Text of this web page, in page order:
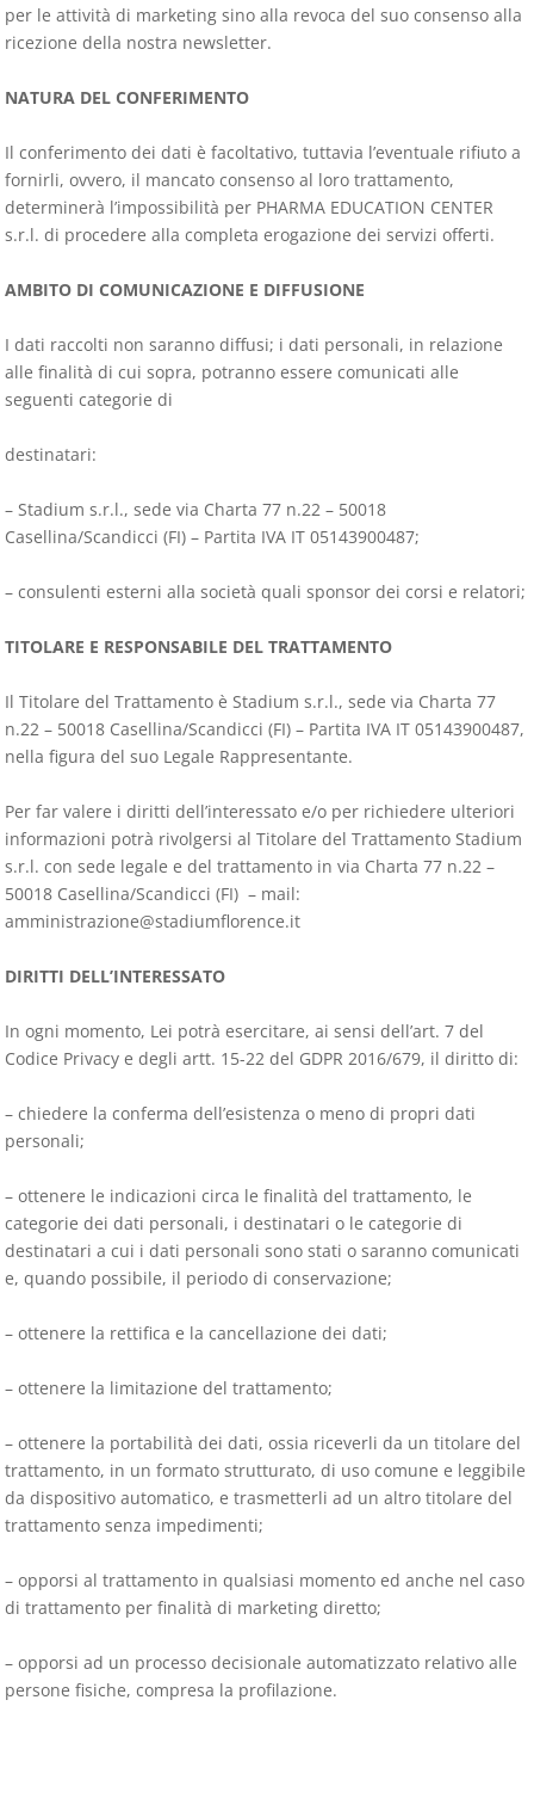
per le attività di marketing sino alla revoca del suo consenso alla
ricezione della nostra newsletter.
NATURA DEL CONFERIMENTO
Il conferimento dei dati è facoltativo, tuttavia l’eventuale rifiuto a
fornirli, ovvero, il mancato consenso al loro trattamento,
determinerà l’impossibilità per PHARMA EDUCATION CENTER
s.r.l. di procedere alla completa erogazione dei servizi offerti.
AMBITO DI COMUNICAZIONE E DIFFUSIONE
I dati raccolti non saranno diffusi; i dati personali, in relazione
alle finalità di cui sopra, potranno essere comunicati alle
seguenti categorie di
destinatari:
– Stadium s.r.l., sede via Charta 77 n.22 – 50018
Casellina/Scandicci (FI) – Partita IVA IT 05143900487;
– consulenti esterni alla società quali sponsor dei corsi e relatori;
TITOLARE E RESPONSABILE DEL TRATTAMENTO
Il Titolare del Trattamento è Stadium s.r.l., sede via Charta 77
n.22 – 50018 Casellina/Scandicci (FI) – Partita IVA IT 05143900487,
nella figura del suo Legale Rappresentante.
Per far valere i diritti dell’interessato e/o per richiedere ulteriori
informazioni potrà rivolgersi al Titolare del Trattamento Stadium
s.r.l. con sede legale e del trattamento in via Charta 77 n.22 –
50018 Casellina/Scandicci (FI) – mail:
amministrazione@stadiumflorence.it
DIRITTI DELL’INTERESSATO
In ogni momento, Lei potrà esercitare, ai sensi dell’art. 7 del
Codice Privacy e degli artt. 15-22 del GDPR 2016/679, il diritto di:
– chiedere la conferma dell’esistenza o meno di propri dati
personali;
– ottenere le indicazioni circa le finalità del trattamento, le
categorie dei dati personali, i destinatari o le categorie di
destinatari a cui i dati personali sono stati o saranno comunicati
e, quando possibile, il periodo di conservazione;
– ottenere la rettifica e la cancellazione dei dati;
– ottenere la limitazione del trattamento;
– ottenere la portabilità dei dati, ossia riceverli da un titolare del
trattamento, in un formato strutturato, di uso comune e leggibile
da dispositivo automatico, e trasmetterli ad un altro titolare del
trattamento senza impedimenti;
– opporsi al trattamento in qualsiasi momento ed anche nel caso
di trattamento per finalità di marketing diretto;
– opporsi ad un processo decisionale automatizzato relativo alle
persone fisiche, compresa la profilazione.